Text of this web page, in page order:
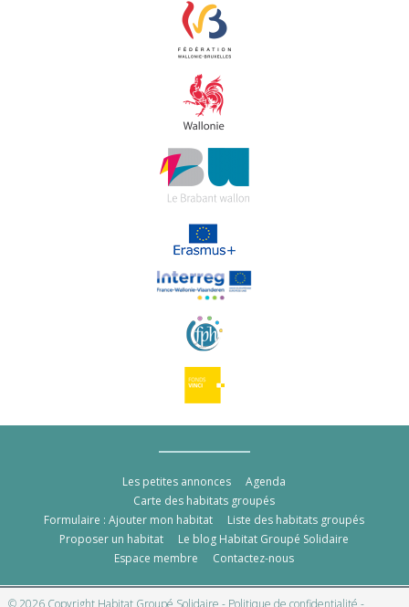
Les petites annonces
Agenda
Carte des habitats groupés
Formulaire : Ajouter mon habitat
Liste des habitats groupés
Proposer un habitat
Le blog Habitat Groupé Solidaire
Espace membre
Contactez-nous
© 2026 Copyright Habitat Groupé Solidaire - Politique de confidentialité -